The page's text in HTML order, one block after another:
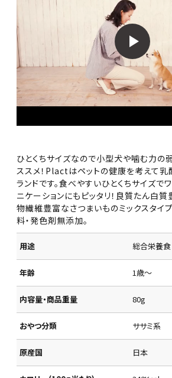
ひとくちサイズなので小型犬や噛む力の
ススメ！Plactはペットの健康を考えて乳
ランドです。食べやすいひとくちサイズで
ニケーションにもピッタリ！良質たん白
物繊維豊富なさつまいものミックスタイ
料・発色剤無添加。
用途 総合栄養食
年齢 1歳～
内容量・商品重量 80g
おやつ分類 ササミ系
原産国 日本